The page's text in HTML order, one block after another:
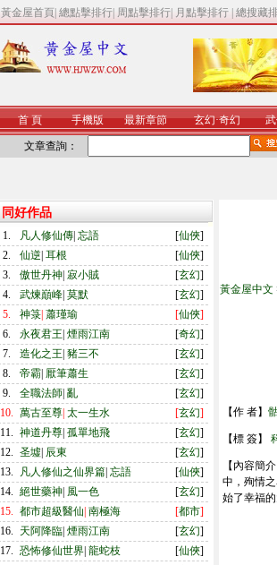
黃金屋首頁 總點擊排行 周點擊排行 月點擊排行 總搜藏
首 頁 手機版 最新章節 玄幻·奇幻
文章查詢：
同好作品
1. 凡人修仙傳 忘語 [仙俠]
2.
仙逆 耳根 [仙俠]
3.
傲世丹神 寂小賊 [玄幻]
4.
武煉巔峰 莫默 [玄幻]
5.
神箓 蕭瑾瑜 [仙俠]
6.
永夜君王 煙雨江南 [奇幻]
7.
造化之王 豬三不 [玄幻]
8.
帝霸 厭筆蕭生 [玄幻]
9.
全職法師 亂 [玄幻]
10. 萬古至尊 太一生水 [玄幻]
11. 神道丹尊 孤單地飛 [玄幻]
12. 圣墟 辰東 [玄幻]
13.
凡人修仙之仙界篇 忘語 [仙俠]
14. 絕世藥神 風一色 [玄幻]
15. 都市超級醫仙 南極海 [都市]
16.
天阿降臨 煙雨江南 [玄幻]
17. 恐怖修仙世界 龍蛇枝 [仙俠]
黃金屋中文
【作 者】
【標 簽】
【內容簡
中，殉情
始了幸福